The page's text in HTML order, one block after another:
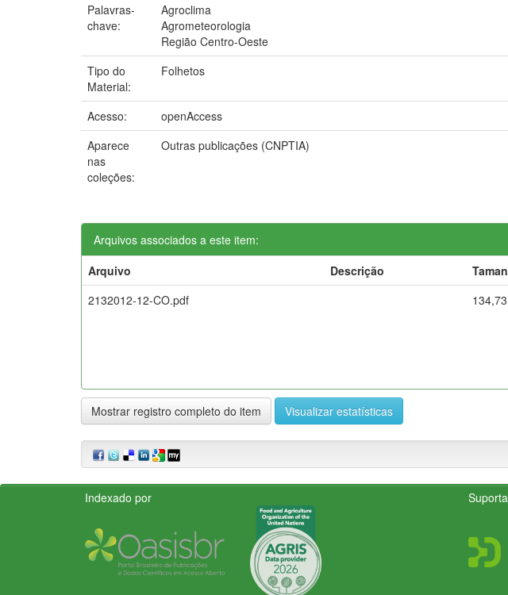
Palavras-
chave:
Agroclima
Agrometeorologia
Região Centro-Oeste
Tipo do
Material:
Folhetos
Acesso:
openAccess
Aparece
nas
coleções:
Outras publicações (CNPTIA)
Arquivos associados a este item:
Arquivo
Descrição
2132012-12-CO.pdf
Mostrar registro completo do item Visualizar estatísticas
Indexado por